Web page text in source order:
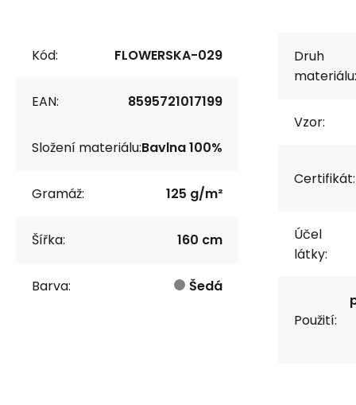
Kód: FLOWERSKA-029
EAN: 8595721017199
Složení materiálu:Bavlna 100%
Gramáž: 125 g/m²
Šířka: 160 cm
Barva: Šedá
Druh
materiálu:
Vzor:
Certifikát:
Účel
látky:
Použití: